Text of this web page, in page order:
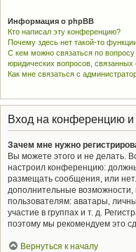
Информация о phpBB
Кто написал эту конференцию?
Почему здесь нет такой-то
С кем можно связаться по вопросу
юридических вопросов,
Как мне связаться с
Вход на конференцию и
Зачем мне нужно
Вы можете этого и не делать.
настроил конференцию:
размещать сообщения, или
дополнительные
пользователям: аватары,
участие в группах и т. д.
поэтому мы рекомендуем это
Вернуться к началу